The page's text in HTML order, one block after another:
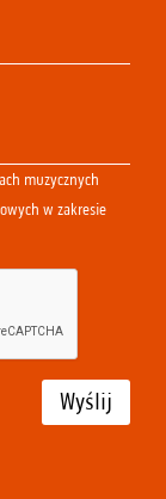
muzycznych
w zakresie
Wyślij